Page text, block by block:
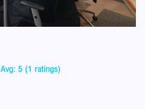
Avg: 5 (1 ratings)